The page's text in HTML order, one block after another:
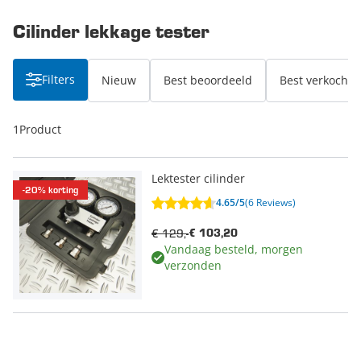
Cilinder lekkage tester
Filters Nieuw Best beoordeeld Best verkocht
1 Product
-20% korting
Lektester cilinder
4.65/5(6 Reviews)
€ 103,20
€ 129,-
Vandaag besteld, morgen
verzonden